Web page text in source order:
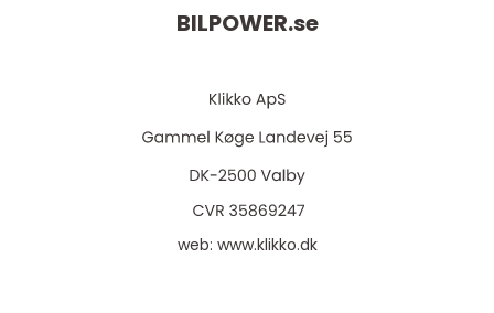
BILPOWER.se
web: www.klikko.dk